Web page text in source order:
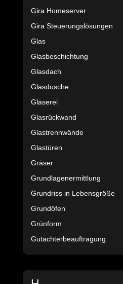
Gira Homeserver
Gira Steuerungslösungen
Glas
Glasbeschichtung
Glasdach
Glasdusche
Glaserei
Glasrückwand
Glastrennwände
Glastüren
Gräser
Grundlagenermittlung
Grundriss in Lebensgröße
Grundöfen
Grünform
Gutachterbeauftragung